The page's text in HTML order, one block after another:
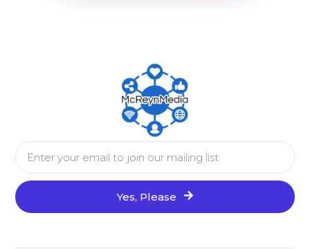
Yes, Please